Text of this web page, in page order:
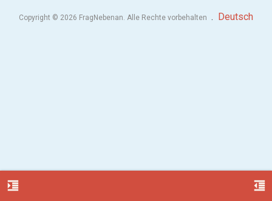
format_indent_increase format_indent_decrease
Copyright © 2026 FragNebenan. Alle Rechte vorbehalten . Deutsch